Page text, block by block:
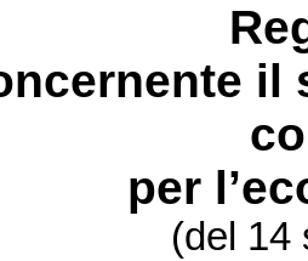
il
per l’
(del 14